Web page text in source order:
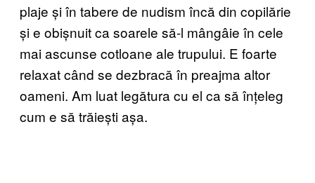
plaje și în tabere de nudism încă din copilărie
și e obișnuit ca soarele să-l mângâie în cele
mai ascunse cotloane ale trupului. E foarte
relaxat când se dezbracă în preajma altor
oameni. Am luat legătura cu el ca să înțeleg
cum e să trăiești așa.